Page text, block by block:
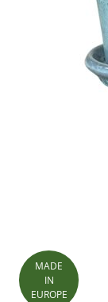
MADE
IN
EUROPE